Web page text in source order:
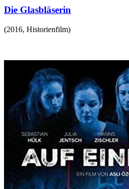
Die Glasbläserin
(2016, Historienfilm)